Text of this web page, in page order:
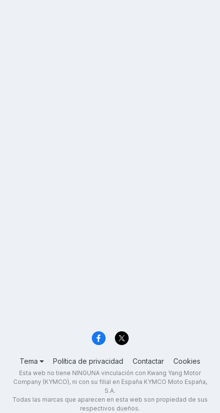
Tema Política de privacidad Contactar Cookies
Esta web no tiene NINGUNA vinculación con Kwang Yang Motor
Company (KYMCO), ni con su filial en España KYMCO Moto España,
S.A.
Todas las marcas que aparecen en esta web son propiedad de sus
respectivos dueños.